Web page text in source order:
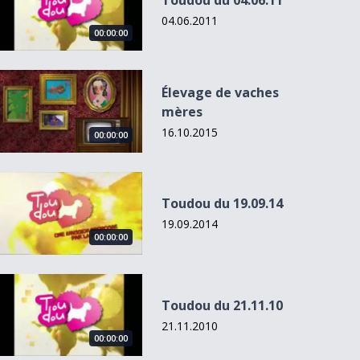
00:00:00
04.06.2011
de vaches mères
00:00:00
Élevage de vaches
mères
16.10.2015
du 19.09.14
00:00:00
Toudou du 19.09.14
19.09.2014
du 21.11.10
00:00:00
Toudou du 21.11.10
21.11.2010